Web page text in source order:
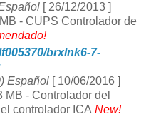
[ 26/12/2013 ]
- CUPS Controlador de
brxInk6-7-
Español [ 10/06/2016 ]
MB - Controlador del
controlador ICA New!